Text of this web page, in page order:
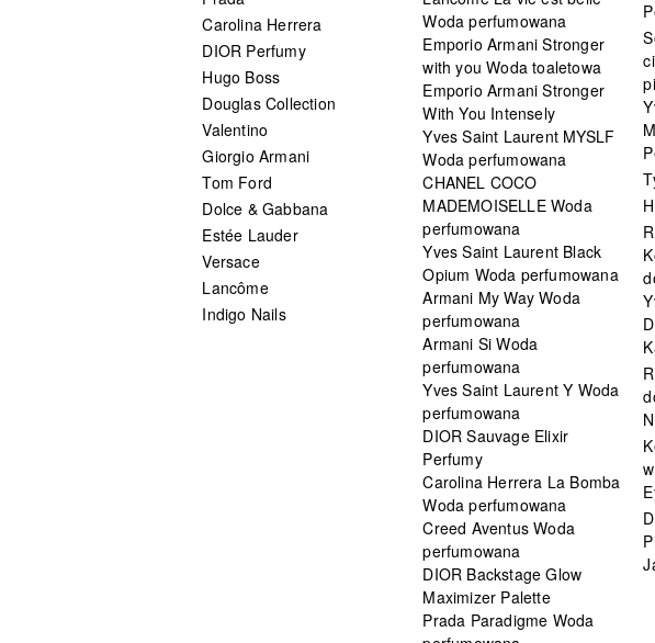
Carolina Herrera
DIOR Perfumy
Hugo Boss
Douglas Collection
Valentino
Giorgio Armani
Tom Ford
Dolce & Gabbana
Estée Lauder
Versace
Lancôme
Indigo Nails
Woda perfumowana
Emporio Armani Stronger
with you Woda toaletowa
Emporio Armani Stronger
With You Intensely
Yves Saint Laurent MYSLF
Woda perfumowana
CHANEL COCO
MADEMOISELLE Woda
perfumowana
Yves Saint Laurent Black
Opium Woda perfumowana
Armani My Way Woda
perfumowana
Armani Si Woda
perfumowana
Yves Saint Laurent Y Woda
perfumowana
DIOR Sauvage Elixir
Perfumy
Carolina Herrera La Bomba
Woda perfumowana
Creed Aventus Woda
perfumowana
DIOR Backstage Glow
Maximizer Palette
Prada Paradigme Woda